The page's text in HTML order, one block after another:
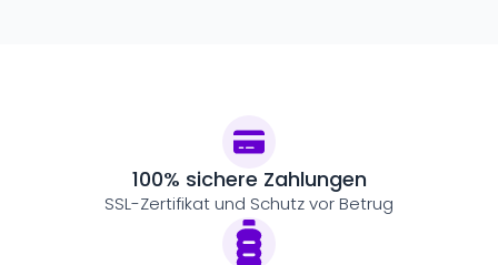
100% sichere Zahlungen
SSL-Zertifikat und Schutz vor Betrug